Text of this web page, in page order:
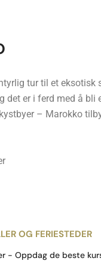
tur til et eksotisk
er i ferd med å bli
– Marokko
OG FERIESTEDER
- Oppdag de beste